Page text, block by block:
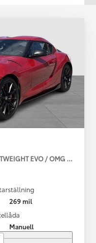
EVO / OMG LEV!
269 mil
Manuell